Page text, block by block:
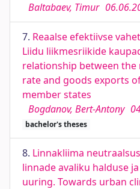
Baltabaev, Timur
7. Reaalse efektiivse
Liidu liikmesriikide
relationship between the
rate and goods exports
member states
Bogdanov, Bert-Antony
bachelor's theses
8. Linnakliima
linnade avaliku halduse
uuring. Towards urban